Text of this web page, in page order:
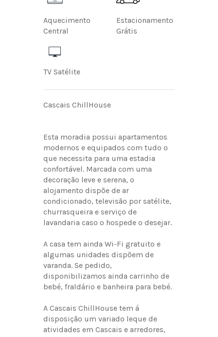
Aquecimento
Central
Estacionamento
Grátis
TV Satélite
Cascais ChillHouse
Esta moradia possui apartamentos
modernos e equipados com tudo o
que necessita para uma estadia
confortável. Marcada com uma
decoração leve e serena, o
alojamento dispõe de ar
condicionado, televisão por satélite,
churrasqueira e serviço de
lavandaria caso o hospede o desejar.
A casa tem ainda Wi-Fi gratuito e
algumas unidades dispõem de
varanda. Se pedido,
disponibilizamos ainda carrinho de
bebé, fraldário e banheira para bebé.
A Cascais ChillHouse tem á
disposição um variado leque de
atividades em Cascais e arredores,